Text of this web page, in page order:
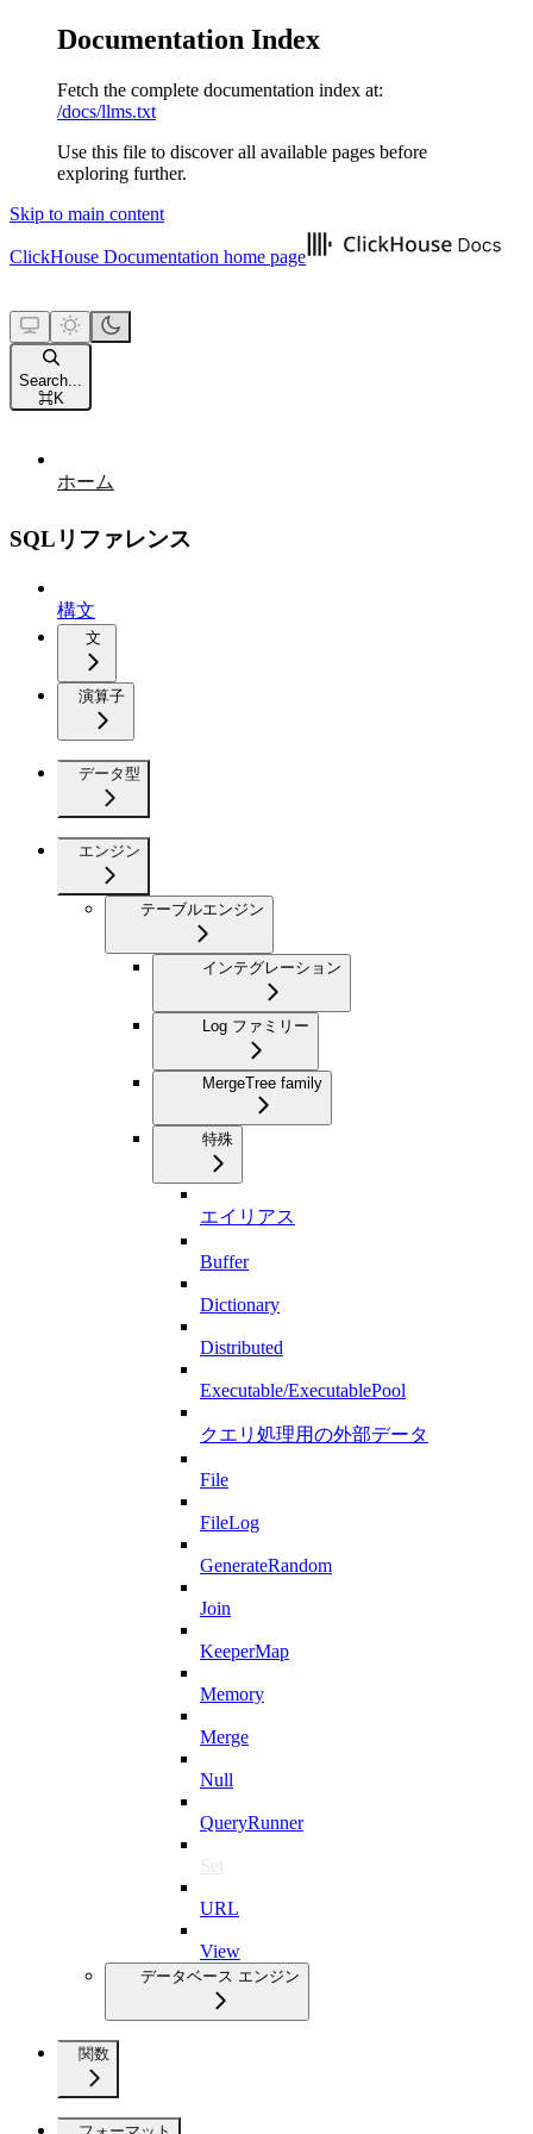
Documentation Index
Fetch the complete documentation index at:
/docs/llms.txt
Use this file to discover all available pages before
exploring further.
Skip to main content
ClickHouse Documentation home page
Search...
⌘K
ホーム
SQLリファレンス
構文
文
演算子
データ型
エンジン
テーブルエンジン
インテグレーション
Log ファミリー
MergeTree family
特殊
エイリアス
Buffer
Dictionary
Distributed
Executable/ExecutablePool
クエリ処理用の外部データ
File
FileLog
GenerateRandom
Join
KeeperMap
Memory
Merge
Null
QueryRunner
Set
URL
View
データベース エンジン
関数